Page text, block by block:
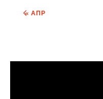
« АПР